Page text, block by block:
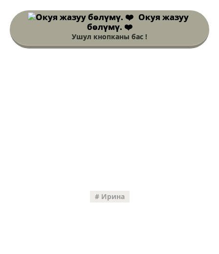
Окуя жазуу
бөлүмү. ❤️
Ушул кнопканы бас !
Ирина